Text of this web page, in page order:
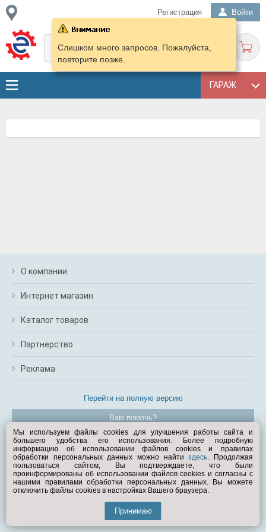
Регистрация Войти
ГАРАЖ
Слишком много запросов. Пожалуйста,
повторите позже.
О компании
Интернет магазин
Каталог товаров
Партнерство
Реклама
Перейти на полную версию
Вам помочь?
© Exist.ru 1998—2026
Мы используем файлы cookies для улучшения работы сайта и
большего удобства его использования. Более подробную
информацию об использовании файлов cookies и правилах
обработки персональных данных можно найтиздесь. Продолжая
пользоваться сайтом, Вы подтверждаете, что были
проинформированы об использовании файлов cookies и согласны с
нашими правилами обработки персональных данных. Вы можете
отключить файлы cookies в настройках Вашего браузера.
Принимаю